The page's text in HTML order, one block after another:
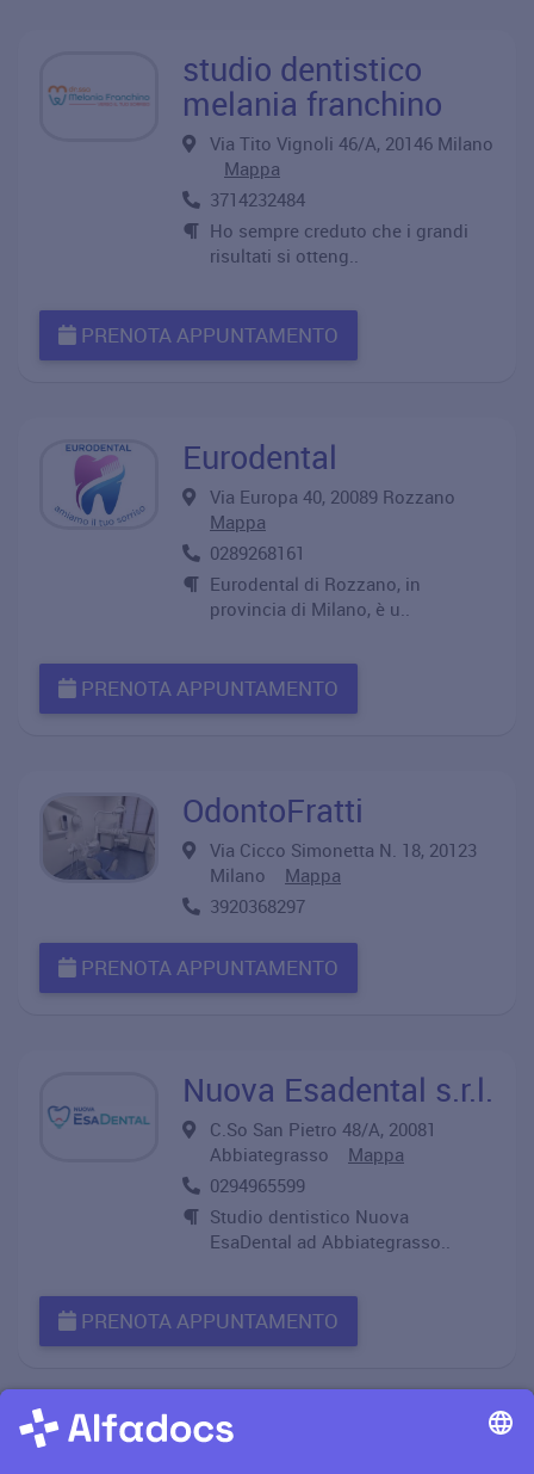
studio dentistico
melania franchino
Via Tito Vignoli 46/A, 20146 Milano
Mappa
3714232484
Ho sempre creduto che i grandi
risultati si otteng..
PRENOTA APPUNTAMENTO
Eurodental
Via Europa 40, 20089 Rozzano
Mappa
0289268161
Eurodental di Rozzano, in
provincia di Milano, è u..
PRENOTA APPUNTAMENTO
OdontoFratti
Via Cicco Simonetta N. 18, 20123
Milano Mappa
3920368297
PRENOTA APPUNTAMENTO
Nuova Esadental s.r.l.
C.So San Pietro 48/A, 20081
Abbiategrasso Mappa
0294965599
Studio dentistico Nuova
EsaDental ad Abbiategrasso..
PRENOTA APPUNTAMENTO